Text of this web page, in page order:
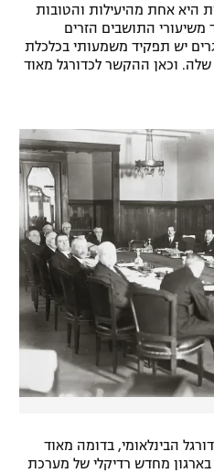
היא אחת מהיעילות והטובות
משיעורי התושבים הזרים
יש תפקיד משמעותי בכלכלת
וכאן ההקשר לכדורגל מאוד
הבינלאומי, בדומה מאוד
מחדש רדיקלי של מערכת